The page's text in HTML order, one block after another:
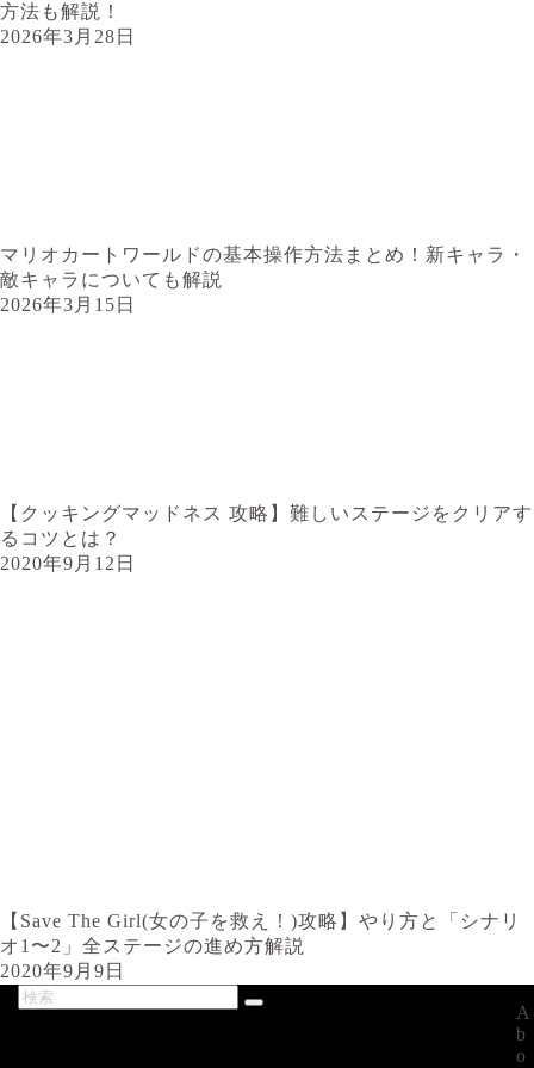
方法も解説！
2026年3月28日
マリオカートワールドの基本操作方法まとめ！新キャラ・
敵キャラについても解説
2026年3月15日
【クッキングマッドネス 攻略】難しいステージをクリアす
るコツとは？
2020年9月12日
【Save The Girl(女の子を救え！)攻略】やり方と「シナリ
オ1〜2」全ステージの進め方解説
2020年9月9日
A
b
o